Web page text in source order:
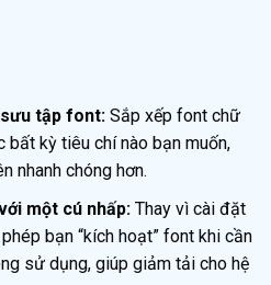
tập font:Sắp xếp font chữ
bất kỳ tiêu chí nào bạn muốn,
nhanh chóng hơn.
một cú nhấp:Thay vì cài đặt
bạn “kích hoạt” font khi cần
sử dụng, giúp giảm tải cho hệ